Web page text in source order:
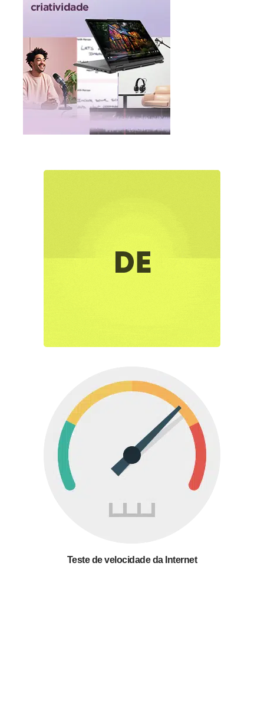
Teste de velocidade da Internet